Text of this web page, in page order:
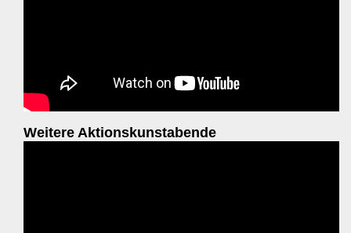
Weitere Aktionskunstabende